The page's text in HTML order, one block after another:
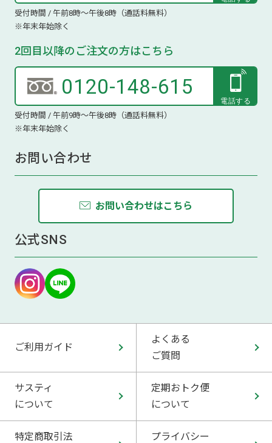
受付時間 / 午前8時～午後8時（通話料無料）
※年末年始除く
2回目以降のご注文の方はこちら
0120-148-615
受付時間 / 午前9時～午後8時（通話料無料）
※年末年始除く
お問い合わせ
お問い合わせはこちら
公式SNS
ご利用ガイド
よくある
ご質問
サスティ
について
定期おトク便
について
特定商取引法
プライバシー